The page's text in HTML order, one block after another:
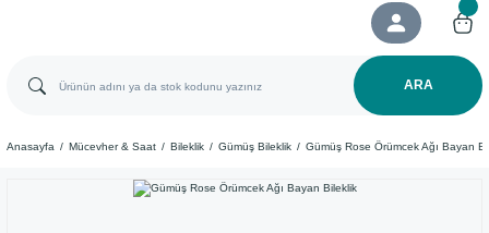
ARA
Anasayfa Mücevher & Saat Bileklik Gümüş Bileklik Gümüş Rose Örümcek Ağı Bayan